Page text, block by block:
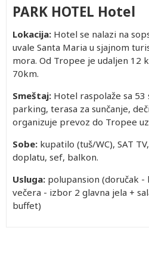
PARK HOTEL Hotel
Lokacija: Hotel se nalazi na
uvale Santa Maria u sjajnom
mora. Od Tropee je udaljen 12
70km.
Smeštaj: Hotel raspolaže sa
parking, terasa za sunčanje,
organizuje prevoz do Tropee
Sobe: kupatilo (tuš/WC), SAT
doplatu, sef, balkon.
Usluga: polupansion (doručak
večera - izbor 2 glavna jela +
buffet)